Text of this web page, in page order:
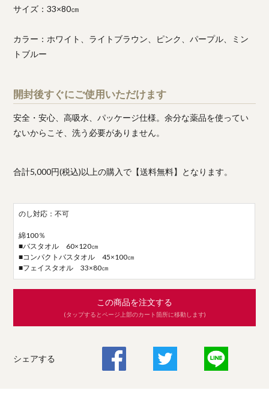
サイズ：33×80㎝
カラー：ホワイト、ライトブラウン、ピンク、パープル、ミン
トブルー
開封後すぐにご使用いただけます
安全・安心、高吸水、パッケージ仕様。余分な薬品を使ってい
ないからこそ、洗う必要がありません。
合計5,000円(税込)以上の購入で【送料無料】となります。
のし対応：不可
綿100％
■バスタオル 60×120㎝
■コンパクトバスタオル 45×100㎝
■フェイスタオル 33×80㎝
この商品を注文する
(タップするとページ上部のカート箇所に移動します)
シェアする